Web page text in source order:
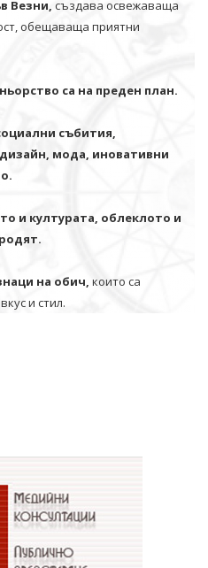
Везни, създава освежаваща
обещаваща приятни
са на преден план.
събития,
мода, иновативни
и културата, облеклото и
на обич, които са
и стил.